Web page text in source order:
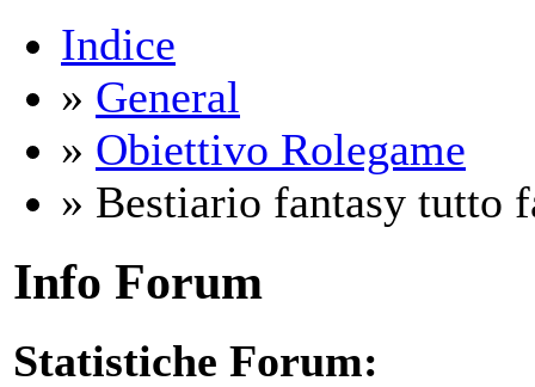
Indice
» General
» Obiettivo Rolegame
» Bestiario fantasy tutto
Info Forum
Statistiche Forum: